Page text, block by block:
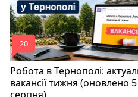
Робота в Тернополі:
вакансії тижня (оновлено 5
серпня)
mode_comment
20